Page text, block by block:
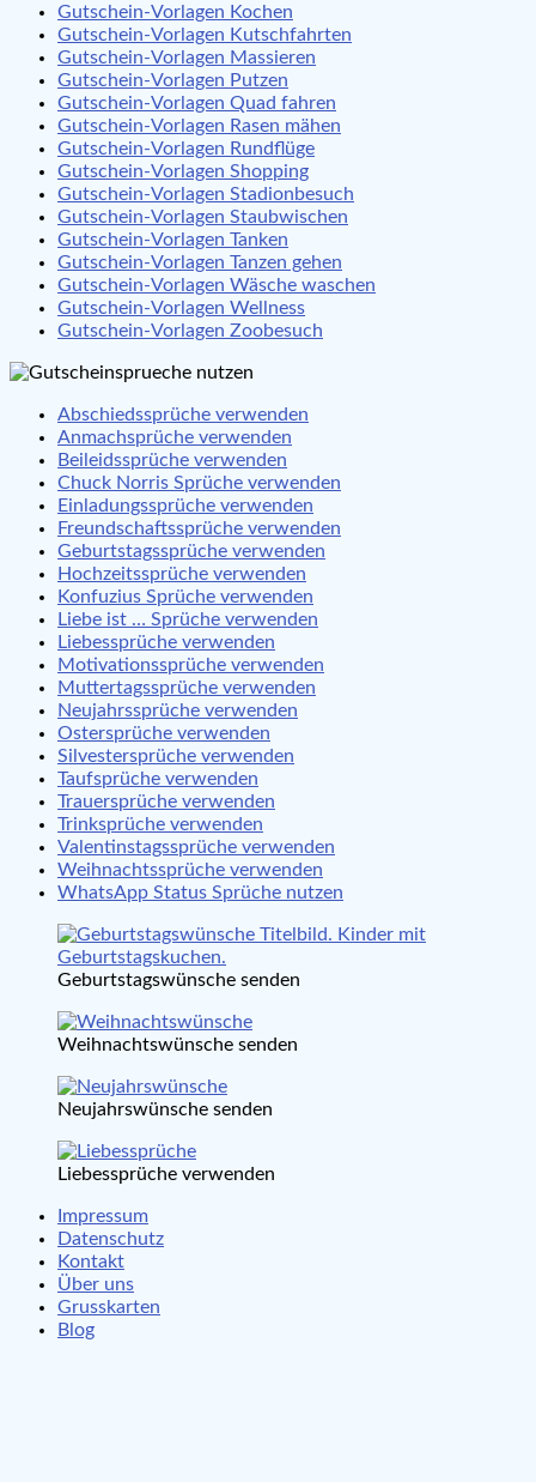
Gutschein-Vorlagen Kochen
Gutschein-Vorlagen Kutschfahrten
Gutschein-Vorlagen Massieren
Gutschein-Vorlagen Putzen
Gutschein-Vorlagen Quad fahren
Gutschein-Vorlagen Rasen mähen
Gutschein-Vorlagen Rundflüge
Gutschein-Vorlagen Shopping
Gutschein-Vorlagen Stadionbesuch
Gutschein-Vorlagen Staubwischen
Gutschein-Vorlagen Tanken
Gutschein-Vorlagen Tanzen gehen
Gutschein-Vorlagen Wäsche waschen
Gutschein-Vorlagen Wellness
Gutschein-Vorlagen Zoobesuch
Abschiedssprüche verwenden
Anmachsprüche verwenden
Beileidssprüche verwenden
Chuck Norris Sprüche verwenden
Einladungssprüche verwenden
Freundschaftssprüche verwenden
Geburtstagssprüche verwenden
Hochzeitssprüche verwenden
Konfuzius Sprüche verwenden
Liebe ist … Sprüche verwenden
Liebessprüche verwenden
Motivationssprüche verwenden
Muttertagssprüche verwenden
Neujahrssprüche verwenden
Ostersprüche verwenden
Silvestersprüche verwenden
Taufsprüche verwenden
Trauersprüche verwenden
Trinksprüche verwenden
Valentinstagssprüche verwenden
Weihnachtssprüche verwenden
WhatsApp Status Sprüche nutzen
Geburtstagswünsche senden
Weihnachtswünsche senden
Neujahrswünsche senden
Liebessprüche verwenden
Impressum
Datenschutz
Kontakt
Über uns
Grusskarten
Blog